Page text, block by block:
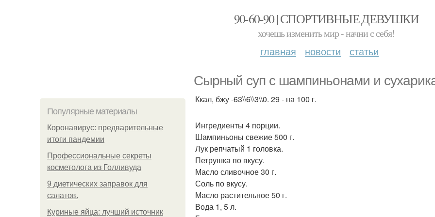
90-60-90 | СПОРТИВНЫЕ ДЕВУШКИ
хочешь изменить мир - начни с себя!
главная новости статьи
Сырный суп с шампиньонами и
Популярные материалы
Коронавирус: предварительные
итоги пандемии
Профессиональные секреты
косметолога из Голливуда
9 диетических заправок для
салатов.
Куриные яйца: лучший источник
Ккал, бжу -63\\6\\3\\0. 29 - на 100 г.
Ингредиенты 4 порции.
Шампиньоны свежие 500 г.
Лук репчатый 1 головка.
Петрушка по вкусу.
Масло сливочное 30 г.
Соль по вкусу.
Масло растительное 50 г.
Вода 1, 5 л.